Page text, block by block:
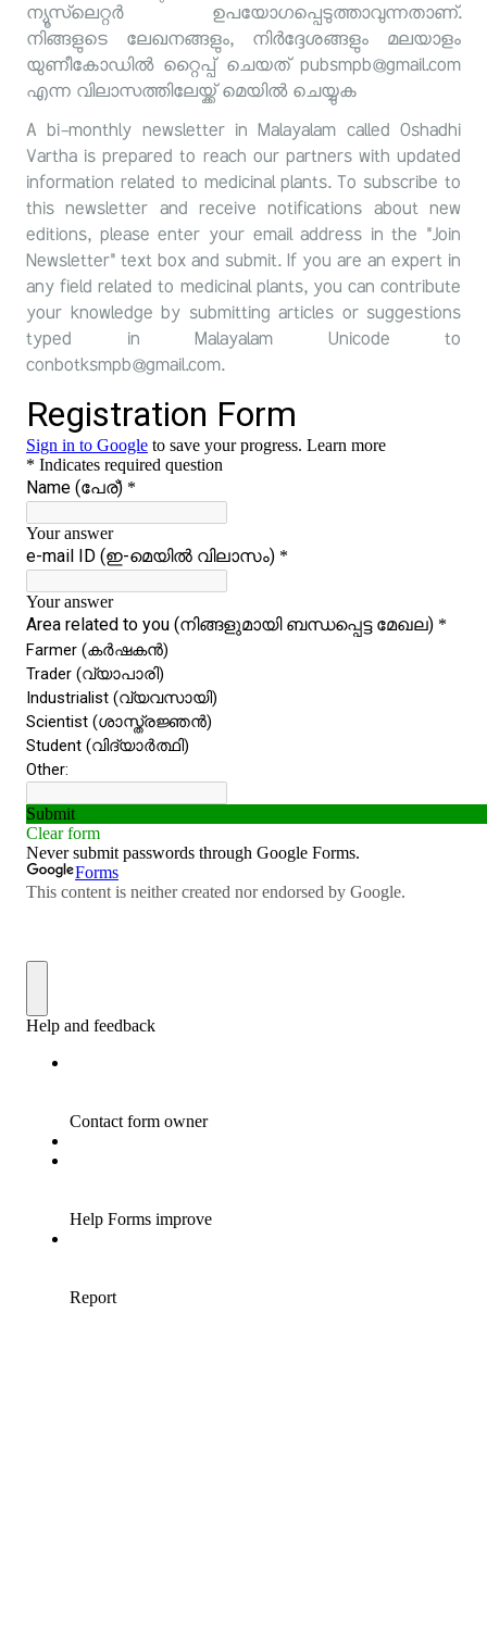
ന്യൂസ്‌ലെറ്റര്‍ ഉപയോഗപ്പെടുത്താവുന്നതാണ്.
നിങ്ങളുടെ ലേഖനങ്ങളും, നിര്‍ദ്ദേശങ്ങളും മലയാളം
യുണീകോഡില്‍ റ്റൈപ്പ് ചെയത് pubsmpb@gmail.com
എന്ന വിലാസത്തിലേയ്ക്ക് മെയില്‍ ചെയ്യുക
A bi-monthly newsletter in Malayalam called Oshadhi
Vartha is prepared to reach our partners with updated
information related to medicinal plants. To subscribe to
this newsletter and receive notifications about new
editions, please enter your email address in the "Join
Newsletter" text box and submit. If you are an expert in
any field related to medicinal plants, you can contribute
your knowledge by submitting articles or suggestions
typed in Malayalam Unicode to
conbotksmpb@gmail.com.